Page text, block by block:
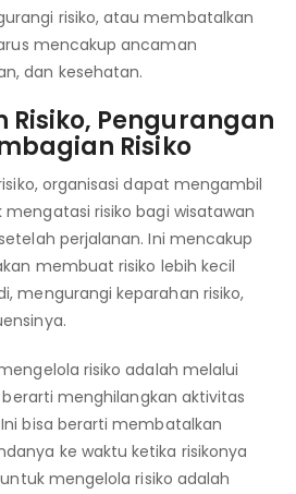
risiko, atau membatalkan
mencakup ancaman
dan kesehatan.
Risiko, Pengurangan
Risiko
organisasi dapat mengambil
risiko bagi wisatawan
perjalanan. Ini mencakup
membuat risiko lebih kecil
mengurangi keparahan risiko,
risiko adalah melalui
menghilangkan aktivitas
bisa berarti membatalkan
ke waktu ketika risikonya
mengelola risiko adalah